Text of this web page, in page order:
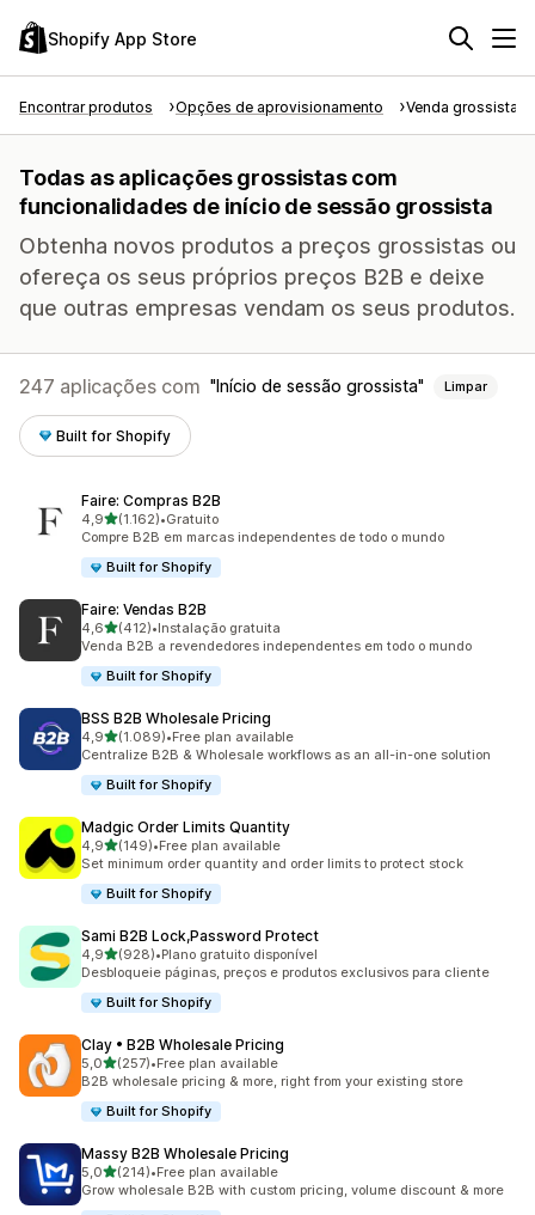
Shopify App Store
Encontrar produtos Opções de aprovisionamento Venda grossista
Todas as aplicações grossistas com
funcionalidades de início de sessão grossista
Obtenha novos produtos a preços grossistas ou
ofereça os seus próprios preços B2B e deixe
que outras empresas vendam os seus produtos.
247 aplicações com Início de sessão grossista Limpar
Built for Shopify
Faire: Compras B2B
4,9de 5 estrelas
(1.162)
1162 total de avaliações
•Gratuito
Compre B2B em marcas independentes de todo o mundo
Built for Shopify
Faire: Vendas B2B
4,6de 5 estrelas
(412)
412 total de avaliações
•Instalação gratuita
Venda B2B a revendedores independentes em todo o mundo
Built for Shopify
BSS B2B Wholesale Pricing
4,9de 5 estrelas
(1.089)
1089 total de avaliações
•Free plan available
Centralize B2B & Wholesale workflows as an all-in-one solution
Built for Shopify
Madgic Order Limits Quantity
4,9de 5 estrelas
(149)
149 total de avaliações
•Free plan available
Set minimum order quantity and order limits to protect stock
Built for Shopify
Sami B2B Lock,Password Protect
4,9de 5 estrelas
(928)
928 total de avaliações
•Plano gratuito disponível
Desbloqueie páginas, preços e produtos exclusivos para cliente
Built for Shopify
Clay • B2B Wholesale Pricing
5,0de 5 estrelas
(257)
257 total de avaliações
•Free plan available
B2B wholesale pricing & more, right from your existing store
Built for Shopify
Massy B2B Wholesale Pricing
5,0de 5 estrelas
(214)
214 total de avaliações
•Free plan available
Grow wholesale B2B with custom pricing, volume discount & more